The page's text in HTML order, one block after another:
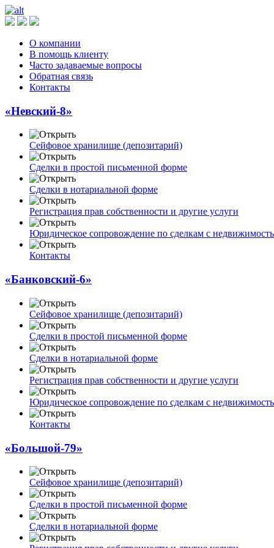
О компании
В помощь клиенту
Часто задаваемые вопросы
Обратная связь
Контакты
«Невский-8»
Сейфовое хранилище (депозитарий)
Сделки в простой письменной форме
Сделки в нотариальной форме
Регистрация прав собственности и другие услуги
Юридическое сопровождение по сделкам с
Контакты
«Банковский-6»
Сейфовое хранилище (депозитарий)
Сделки в простой письменной форме
Сделки в нотариальной форме
Регистрация прав собственности и другие услуги
Юридическое сопровождение по сделкам с
Контакты
«Большой-79»
Сейфовое хранилище (депозитарий)
Сделки в простой письменной форме
Сделки в нотариальной форме